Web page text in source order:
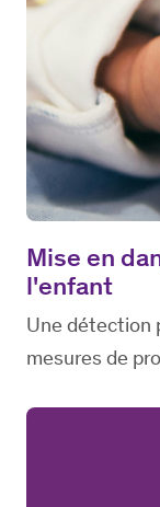
Mise en
l'enfant
Une détection
mesures de